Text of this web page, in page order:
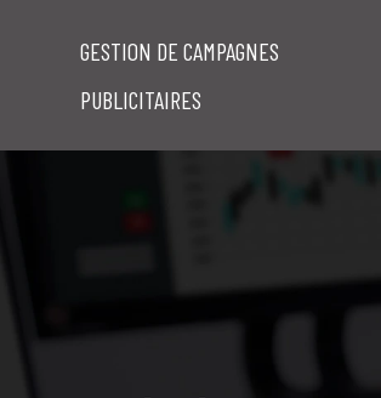
GESTION DE CAMPAGNES
PUBLICITAIRES